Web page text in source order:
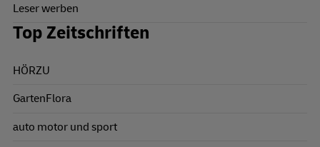
Leser werben
Top Zeitschriften
HÖRZU
GartenFlora
auto motor und sport